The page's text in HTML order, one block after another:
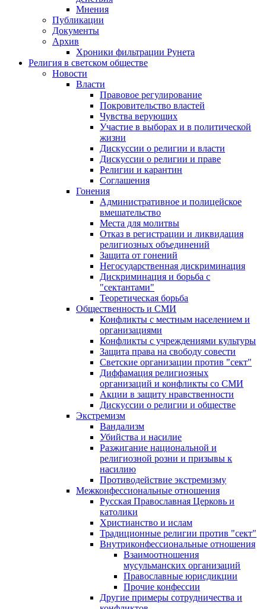
Мнения
Публикации
Документы
Архив
Хроники фильтрации Рунета
Религия в светском обществе
Новости
Власти
Правовое регулирование
Покровительство властей
Чувства верующих
Участие в выборах и в политической
жизни
Дискуссии о религии и власти
Дискуссии о религии и праве
Религии и карантин
Соглашения
Гонения
Административное и полицейское
вмешательство
Места для молитвы
Отказ в регистрации и ликвидация
религиозных объединений
Защита от гонений
Негосударственная дискриминация
Дискриминация и борьба с
"сектантами"
Теоретическая борьба
Общественность и СМИ
Конфликты с местным населением и
организациями
Конфликты с учреждениями культуры
Защита права на свободу совести
Светские организации против "сект"
Диффамация религиозных
организаций и конфликты со СМИ
Акции в защиту нравственности
Дискуссии о религии и обществе
Экстремизм
Вандализм
Убийства и насилие
Разжигание национальной и
религиозной розни и призывы к
насилию
Противодействие экстремизму
Межконфессиональные отношения
Русская Православная Церковь и
католики
Христианство и ислам
Традиционные религии против "сект"
Внутриконфессиональные отношения
Взаимоотношения
мусульманских организаций
Православные юрисдикции
Прочие конфессии
Другие примеры сотрудничества и